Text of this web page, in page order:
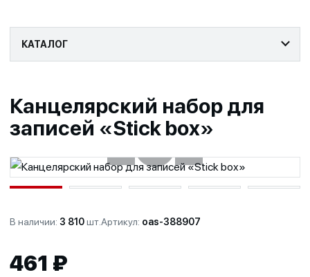
КАТАЛОГ
Канцелярский набор для
записей «Stick box»
В наличии: 3 810шт.Артикул: oas-388907
461 ₽